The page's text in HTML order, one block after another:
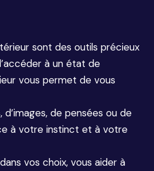
sont des outils précieux
à un état de
vous permet de vous
de pensées ou de
à votre instinct et à votre
vos choix, vous aider à